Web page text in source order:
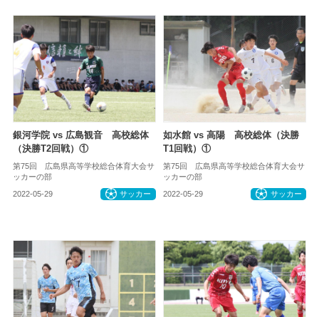
銀河学院 vs 広島観音 高校総体
（決勝T2回戦）①
第75回 広島県高等学校総合体育大会サ
ッカーの部
2022-05-29 サッカー
如水館 vs 高陽 高校総体（決勝
T1回戦）①
第75回 広島県高等学校総合体育大会サ
ッカーの部
2022-05-29 サッカー